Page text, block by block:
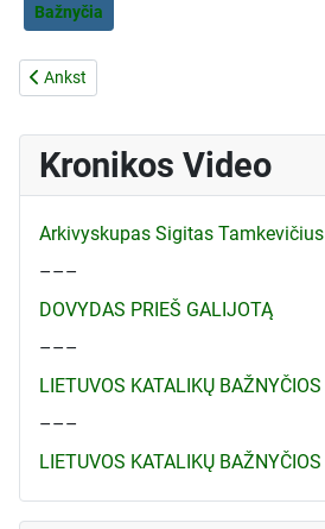
Bažnyčia
Ankstesnis straipsnis: Panevėžio
Ankst
Kronikos Video
Arkivyskupas Sigitas
–––
DOVYDAS PRIEŠ GALIJOTĄ
–––
LIETUVOS KATALIKŲ
–––
LIETUVOS KATALIKŲ